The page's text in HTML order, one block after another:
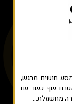
חושים מרגש,
שף כשר עם
מחשמלת...